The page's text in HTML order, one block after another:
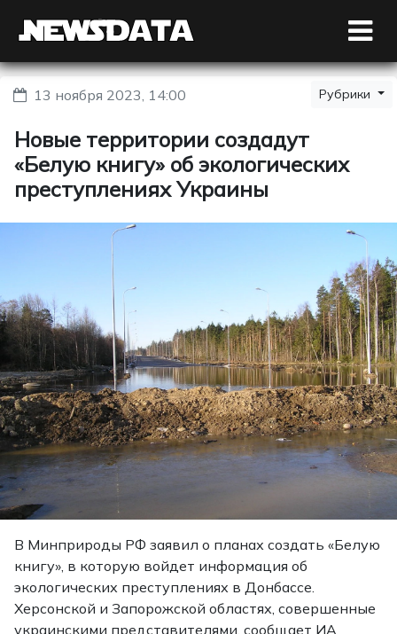
13 ноября 2023, 14:00 Рубрики
Новые территории создадут
«Белую книгу» об экологических
преступлениях Украины
В Минприроды РФ заявил о планах создать «Белую
книгу», в которую войдет информация об
экологических преступлениях в Донбассе.
Херсонской и Запорожской областях, совершенные
украинскими представителями, сообщает ИА